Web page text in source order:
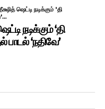
ஷெட்டி நடிக்கும் 'தி
நடிக்கும் ‘தி
‘நதிவே’